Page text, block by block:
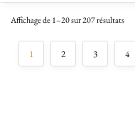
Affichage de 1–20 sur 207 résultats
1 2 3 4